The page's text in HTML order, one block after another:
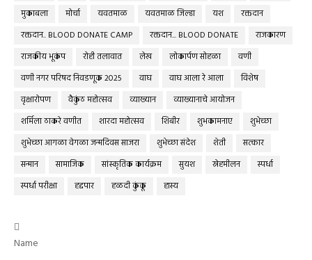
मुकाबला
मोर्चा यवतमाळ यवतमाळ जिल्हा यश
रक्तदान
रक्तदान.. BLOOD DONATE CAMP
रक्तदान... BLOOD DONATE
राजकारण
राजकीय भूकंप
रोही तलावात लेख लोकार्पण सोहळा
वणी
वणी नगर परिषद निवडणूक 2025
वाघ वाघ आला रे आला
विशेष
वृक्षारोपण
वैकुंठ महोत्सव व्याख्यान
व्याख्यानाचे आयोजन
शर्मिला ठाकरे वणीत
शारदा महोत्सव शिबीर शुभकामनाए
शुभेच्छा
शुभेच्छा आगळा वेगळा जन्मदिवस साजरा
शुभेच्छा संदेश शेती
सत्कार
सन्मान
सामाजिक सांस्कृतिक कार्यक्रम सुयश स्नेहमीलन
स्पर्धा
स्पर्धा परीक्षा
हद्दपार हळदी कुंकू हास्य

Name